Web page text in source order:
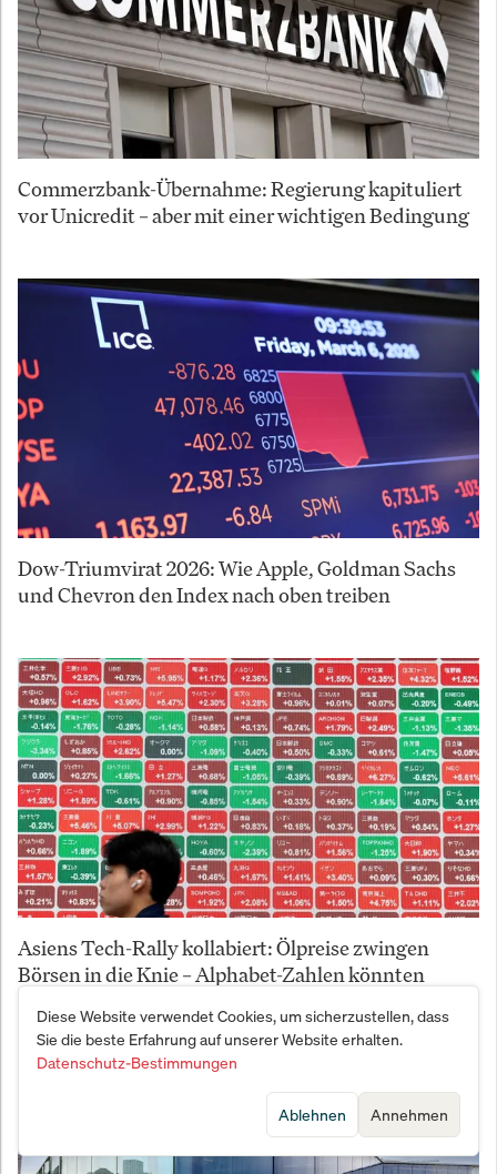
Commerzbank-Übernahme: Regierung kapituliert
vor Unicredit – aber mit einer wichtigen Bedingung
Dow-Triumvirat 2026: Wie Apple, Goldman Sachs
und Chevron den Index nach oben treiben
Asiens Tech-Rally kollabiert: Ölpreise zwingen
Börsen in die Knie – Alphabet-Zahlen könnten
Diese Website verwendet Cookies, um sicherzustellen, dass
Sie die beste Erfahrung auf unserer Website erhalten.
Datenschutz-Bestimmungen
Annehmen
Ablehnen